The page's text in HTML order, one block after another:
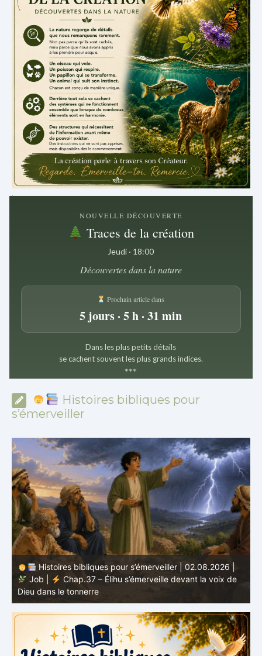
.
NOUVELLE DÉCOUVERTE
Traces de la création
Jeudi · 18:00
Découvertes dans la nature
Prochain article dans
5 jours · 5 h · 31 min
Dans les plus petits détails
se cachent souvent les plus grands indices.
***
Histoires bibliques pour
s’émerveiller
Histoires bibliques pour s’émerveiller | 01.08.2026 |
Job |
Chap.36 – Élihu continue de parler de la
grandeur de Dieu